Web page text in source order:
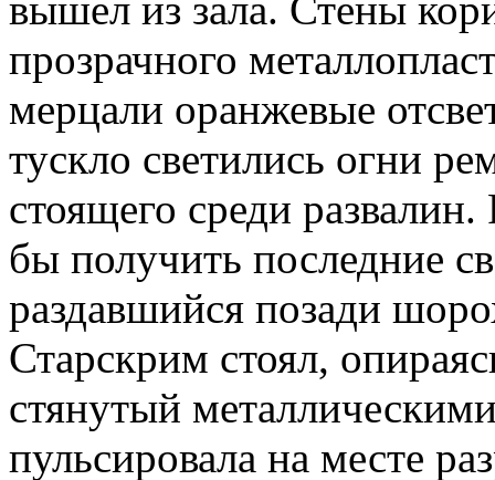
прозрачного
мерцали оранжевые
тускло светились огни
стоящего среди
бы получить последние
раздавшийся позади
Старскрим стоял,
стянутый
пульсировала на месте